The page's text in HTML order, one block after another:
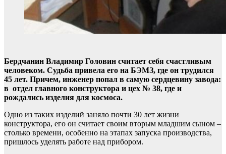
Бердчанин Владимир Головин считает себя счастливым
человеком. Судьба привела его на БЭМЗ, где он трудился
45 лет. Причем, инженер попал в самую сердцевину завода:
в отдел главного конструктора и цех № 38, где и
рождались изделия для космоса.
Одно из таких изделий заняло почти 30 лет жизни
конструктора, его он считает своим вторым младшим сыном –
столько времени, особенно на этапах запуска производства,
пришлось уделять работе над прибором.